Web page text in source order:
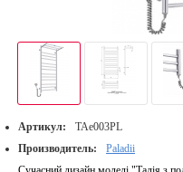
Артикул:
ТАе003PL
Производитель:
Paladii